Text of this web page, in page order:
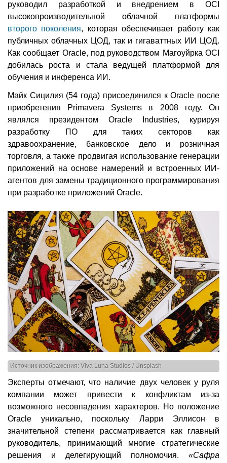
руководил разработкой и внедрением в OCI
высокопроизводительной облачной платформы
второго поколения, которая обеспечивает работу как
публичных облачных ЦОД, так и гигаваттных ИИ ЦОД.
Как сообщает Oracle, под руководством Магоуйрка OCI
добилась роста и стала ведущей платформой для
обучения и инференса ИИ.
Майк Сицилия (54 года) присоединился к Oracle после
приобретения Primavera Systems в 2008 году. Он
являлся президентом Oracle Industries, курируя
разработку ПО для таких секторов как
здравоохранение, банковское дело и розничная
торговля, а также продвигая использование генерации
приложений на основе намерений и встроенных ИИ-
агентов для замены традиционного программирования
при разработке приложений Oracle.
Источник изображения: Viva Luna Studios / Unsplash
Эксперты отмечают, что наличие двух человек у руля
компании может привести к конфликтам из-за
возможного несовпадения характеров. Но положение
Oracle уникально, поскольку Ларри Эллисон в
значительной степени рассматривается как главный
руководитель, принимающий многие стратегические
решения и делегирующий полномочия. «Сафра